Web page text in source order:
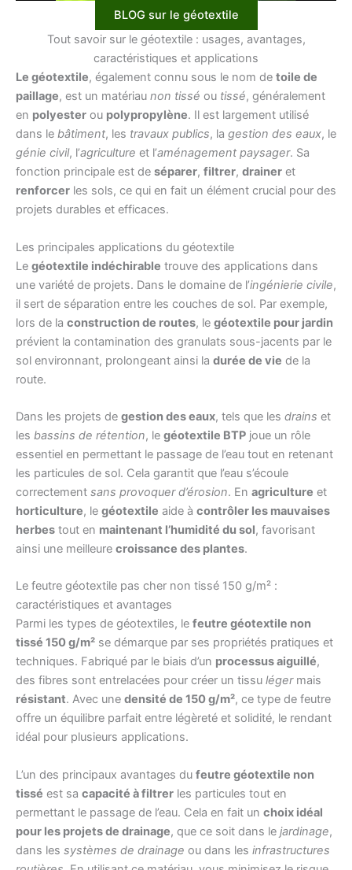
BLOG sur le géotextile
Tout savoir sur le géotextile : usages, avantages,
caractéristiques et applications
Le géotextile, également connu sous le nom de toile de
paillage, est un matériau non tissé ou tissé, généralement
en polyester ou polypropylène. Il est largement utilisé
dans le bâtiment, les travaux publics, la gestion des eaux, le
génie civil, l’agriculture et l’aménagement paysager. Sa
fonction principale est de séparer, filtrer, drainer et
renforcer les sols, ce qui en fait un élément crucial pour des
projets durables et efficaces.
Les principales applications du géotextile
Le géotextile indéchirable trouve des applications dans
une variété de projets. Dans le domaine de l’ingénierie civile,
il sert de séparation entre les couches de sol. Par exemple,
lors de la construction de routes, le géotextile pour jardin
prévient la contamination des granulats sous-jacents par le
sol environnant, prolongeant ainsi la durée de vie de la
route.
Dans les projets de gestion des eaux, tels que les drains et
les bassins de rétention, le géotextile BTP joue un rôle
essentiel en permettant le passage de l’eau tout en retenant
les particules de sol. Cela garantit que l’eau s’écoule
correctement sans provoquer d’érosion. En agriculture et
horticulture, le géotextile aide à contrôler les mauvaises
herbes tout en maintenant l’humidité du sol, favorisant
ainsi une meilleure croissance des plantes.
Le feutre géotextile pas cher non tissé 150 g/m² :
caractéristiques et avantages
Parmi les types de géotextiles, le feutre géotextile non
tissé 150 g/m² se démarque par ses propriétés pratiques et
techniques. Fabriqué par le biais d’un processus aiguillé,
des fibres sont entrelacées pour créer un tissu légermais
résistant. Avec une densité de 150 g/m², ce type de feutre
offre un équilibre parfait entre légèreté et solidité, le rendant
idéal pour plusieurs applications.
L’un des principaux avantages du feutre géotextile non
tissé est sa capacité à filtrer les particules tout en
permettant le passage de l’eau. Cela en fait un choix idéal
pour les projets de drainage, que ce soit dans le jardinage,
dans les systèmes de drainage ou dans les infrastructures